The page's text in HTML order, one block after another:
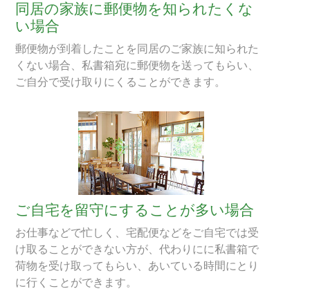
同居の家族に郵便物を知られたくな
い場合
郵便物が到着したことを同居のご家族に知られた
くない場合、私書箱宛に郵便物を送ってもらい、
ご自分で受け取りにくることができます。
ご自宅を留守にすることが多い場合
お仕事などで忙しく、宅配便などをご自宅では受
け取ることができない方が、代わりにに私書箱で
荷物を受け取ってもらい、あいている時間にとり
に行くことができます。